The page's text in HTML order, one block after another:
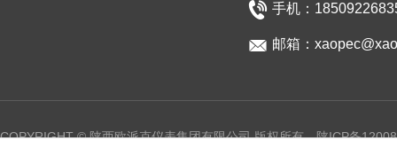
手机：
邮箱：
COPYRIGHT © 陕西欧派克仪表集团有限公司 版权所有陕ICP备